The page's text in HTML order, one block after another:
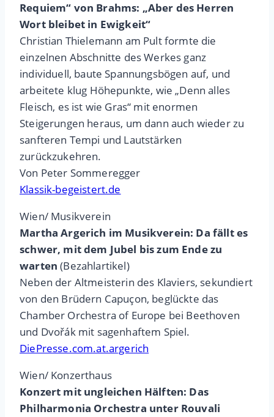
Requiem“ von Brahms: „Aber des Herren
Wort bleibet in Ewigkeit“
Christian Thielemann am Pult formte die
einzelnen Abschnitte des Werkes ganz
individuell, baute Spannungsbögen auf, und
arbeitete klug Höhepunkte, wie „Denn alles
Fleisch, es ist wie Gras“ mit enormen
Steigerungen heraus, um dann auch wieder zu
sanfteren Tempi und Lautstärken
zurückzukehren.
Von Peter Sommeregger
Klassik-begeistert.de
Wien/ Musikverein
Martha Argerich im Musikverein: Da fällt es
schwer, mit dem Jubel bis zum Ende zu
warten (Bezahlartikel)
Neben der Altmeisterin des Klaviers, sekundiert
von den Brüdern Capuçon, beglückte das
Chamber Orchestra of Europe bei Beethoven
und Dvořák mit sagenhaftem Spiel.
DiePresse.com.at.argerich
Wien/ Konzerthaus
Konzert mit ungleichen Hälften: Das
Philharmonia Orchestra unter Rouvali